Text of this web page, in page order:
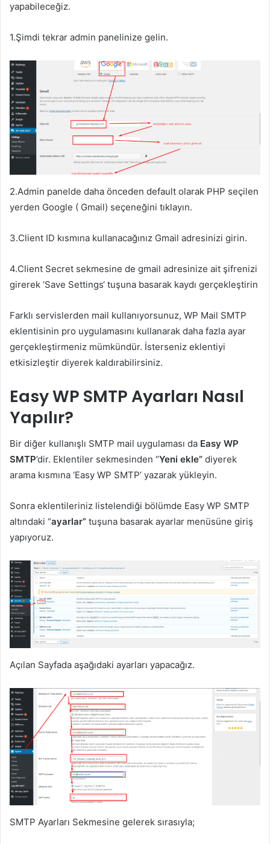
yapabileceğiz.
1.Şimdi tekrar admin panelinize gelin.
2.Admin panelde daha önceden default olarak PHP seçilen
yerden Google ( Gmail) seçeneğini tıklayın.
3.Client ID kısmına kullanacağınız Gmail adresinizi girin.
4.Client Secret sekmesine de gmail adresinize ait şifrenizi
girerek ‘Save Settings‘ tuşuna basarak kaydı gerçekleştirin
Farklı servislerden mail kullanıyorsunuz, WP Mail SMTP
eklentisinin pro uygulamasını kullanarak daha fazla ayar
gerçekleştirmeniz mümkündür. İsterseniz eklentiyi
etkisizleştir diyerek kaldırabilirsiniz.
Easy WP SMTP Ayarları Nasıl
Yapılır?
Bir diğer kullanışlı SMTP mail uygulaması da Easy WP
SMTP’dir. Eklentiler sekmesinden “Yeni ekle” diyerek
arama kısmına ‘Easy WP SMTP’ yazarak yükleyin.
Sonra eklentileriniz listelendiği bölümde Easy WP SMTP
altındaki “ayarlar” tuşuna basarak ayarlar menüsüne giriş
yapıyoruz.
Açılan Sayfada aşağıdaki ayarları yapacağız.
SMTP Ayarları Sekmesine gelerek sırasıyla;